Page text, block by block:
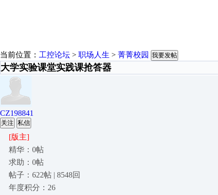
当前位置： 工控论坛 > 职场人生 > 菁菁校园 我要发帖
大学实验课堂实践课抢答器
CZ198841
关注 私信
[版主]
精华：0帖
求助：0帖
帖子：622帖 | 8548回
年度积分：26